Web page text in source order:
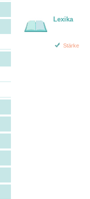
Lexika
Stärke